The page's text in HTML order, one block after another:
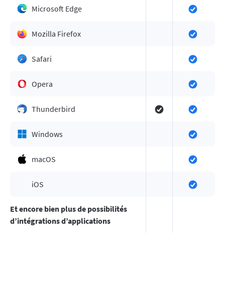
Microsoft Edge
Mozilla Firefox
Safari
Opera
Thunderbird
Windows
macOS
iOS
Et encore bien plus de possibilités
d’intégrations d’applications